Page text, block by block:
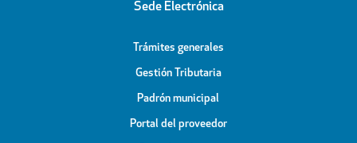
Sede Electrónica
Trámites generales
Gestión Tributaria
Padrón municipal
Portal del proveedor